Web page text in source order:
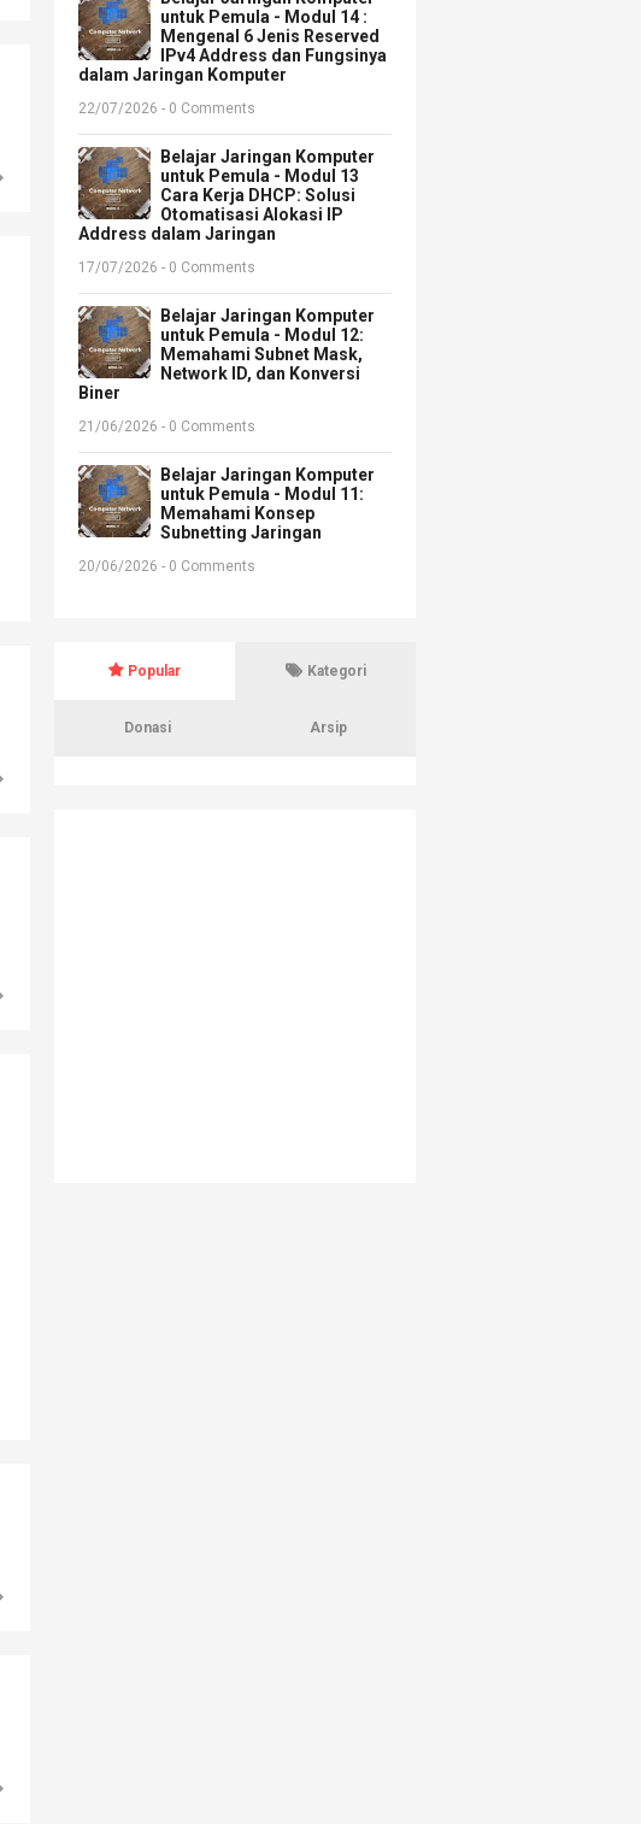
untuk Pemula - Modul 14 :
Mengenal 6 Jenis Reserved
IPv4 Address dan Fungsinya
dalam Jaringan Komputer
22/07/2026 - 0 Comments
Belajar Jaringan Komputer
untuk Pemula - Modul 13
Cara Kerja DHCP: Solusi
Otomatisasi Alokasi IP
Address dalam Jaringan
17/07/2026 - 0 Comments
Belajar Jaringan Komputer
untuk Pemula - Modul 12:
Memahami Subnet Mask,
Network ID, dan Konversi
Biner
21/06/2026 - 0 Comments
Belajar Jaringan Komputer
untuk Pemula - Modul 11:
Memahami Konsep
Subnetting Jaringan
20/06/2026 - 0 Comments
Popular Kategori
Donasi Arsip